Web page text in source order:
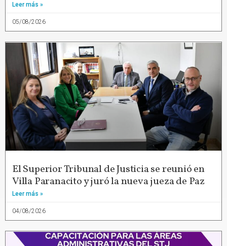
Leer más »
05/08/2026
El Superior Tribunal de Justicia se reunió en
Villa Paranacito y juró la nueva jueza de Paz
Leer más »
04/08/2026